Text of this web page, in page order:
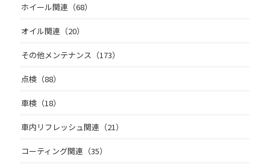
ホイール関連（68）
オイル関連（20）
その他メンテナンス（173）
点検（88）
車検（18）
車内リフレッシュ関連（21）
コーティング関連（35）